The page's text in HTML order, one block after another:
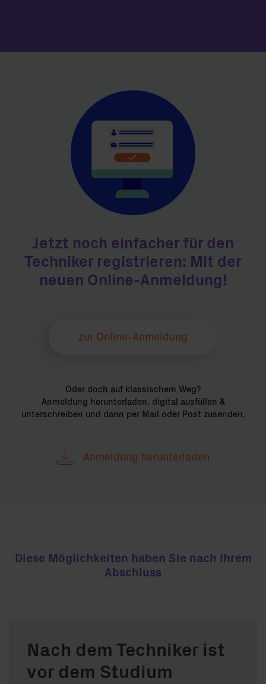
Jetzt noch einfacher für den
Techniker registrieren: Mit der
neuen Online-Anmeldung!
zur Online-Anmeldung
Oder doch auf klassischem Weg?
Anmeldung herunterladen, digital ausfüllen &
unterschreiben und dann per Mail oder Post zusenden.
Anmeldung herunterladen
Diese Möglichkeiten haben Sie nach Ihrem
Abschluss
Nach dem Techniker ist
vor dem Studium